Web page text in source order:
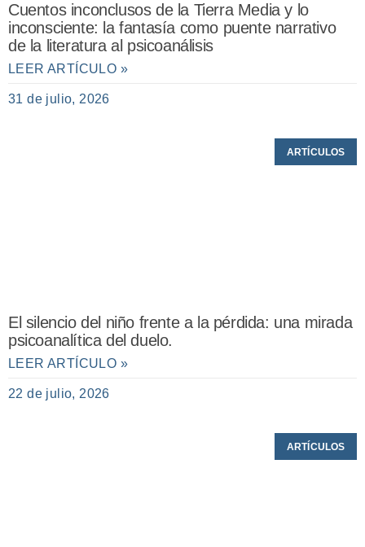
Cuentos inconclusos de la Tierra Media y lo
inconsciente: la fantasía como puente narrativo
de la literatura al psicoanálisis
LEER ARTÍCULO »
31 de julio, 2026
ARTÍCULOS
El silencio del niño frente a la pérdida: una mirada
psicoanalítica del duelo.
LEER ARTÍCULO »
22 de julio, 2026
ARTÍCULOS